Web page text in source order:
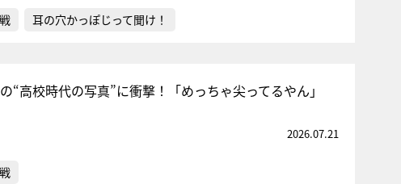
耳の穴かっぽじって聞け！
“高校時代の写真”に衝撃！「めっちゃ尖ってるやん」
2026.07.21